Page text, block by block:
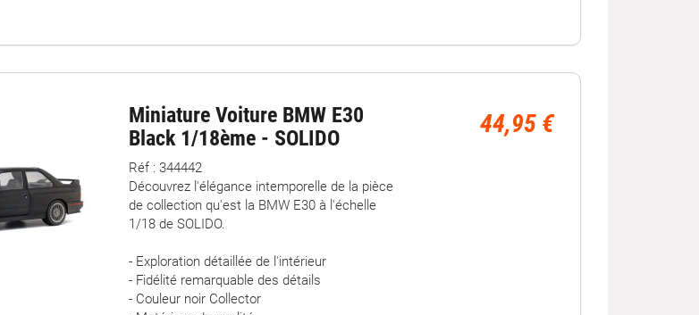
Miniature Voiture BMW E30
Black 1/18ème - SOLIDO
44,95 €
Réf : 344442
Découvrez l'élégance intemporelle de la pièce
de collection qu'est la BMW E30 à l'échelle
1/18 de SOLIDO.
- Exploration détaillée de l'intérieur
- Fidélité remarquable des détails
- Couleur noir Collector